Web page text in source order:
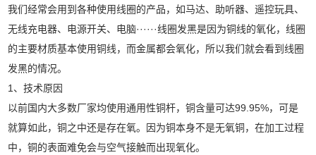
我们经常会用到各种使用线圈的产品，如马达、助听器、遥控玩具、
无线充电器、电源开关、电脑······线圈发黑是因为铜线的氧化，线圈
的主要材质基本使用铜线，而金属都会氧化，所以我们就会看到线圈
发黑的情况。
1、技术原因
以前国内大多数厂家均使用通用性铜杆，铜含量可达99.95%，可是
就算如此，铜之中还是存在氧。因为铜本身不是无氧铜，在加工过程
中，铜的表面难免会与空气接触而出现氧化。